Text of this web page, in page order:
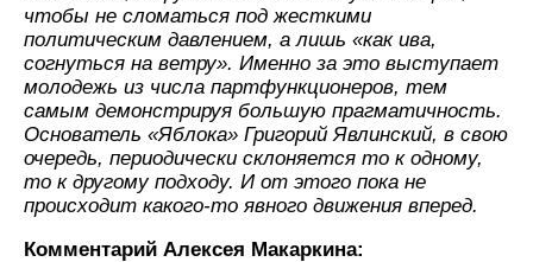
чтобы не сломаться под жесткими
политическим давлением, а лишь «как ива,
согнуться на ветру». Именно за это выступает
молодежь из числа партфункционеров, тем
самым демонстрируя большую прагматичность.
Основатель «Яблока» Григорий Явлинский, в свою
очередь, периодически склоняется то к одному,
то к другому подходу. И от этого пока не
происходит какого-то явного движения вперед.
Комментарий Алексея Макаркина: